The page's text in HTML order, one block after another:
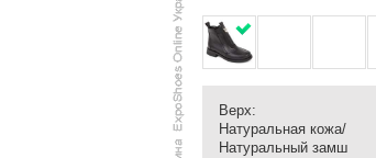
Верх:
Натуральная кожа/
Натуральный замш